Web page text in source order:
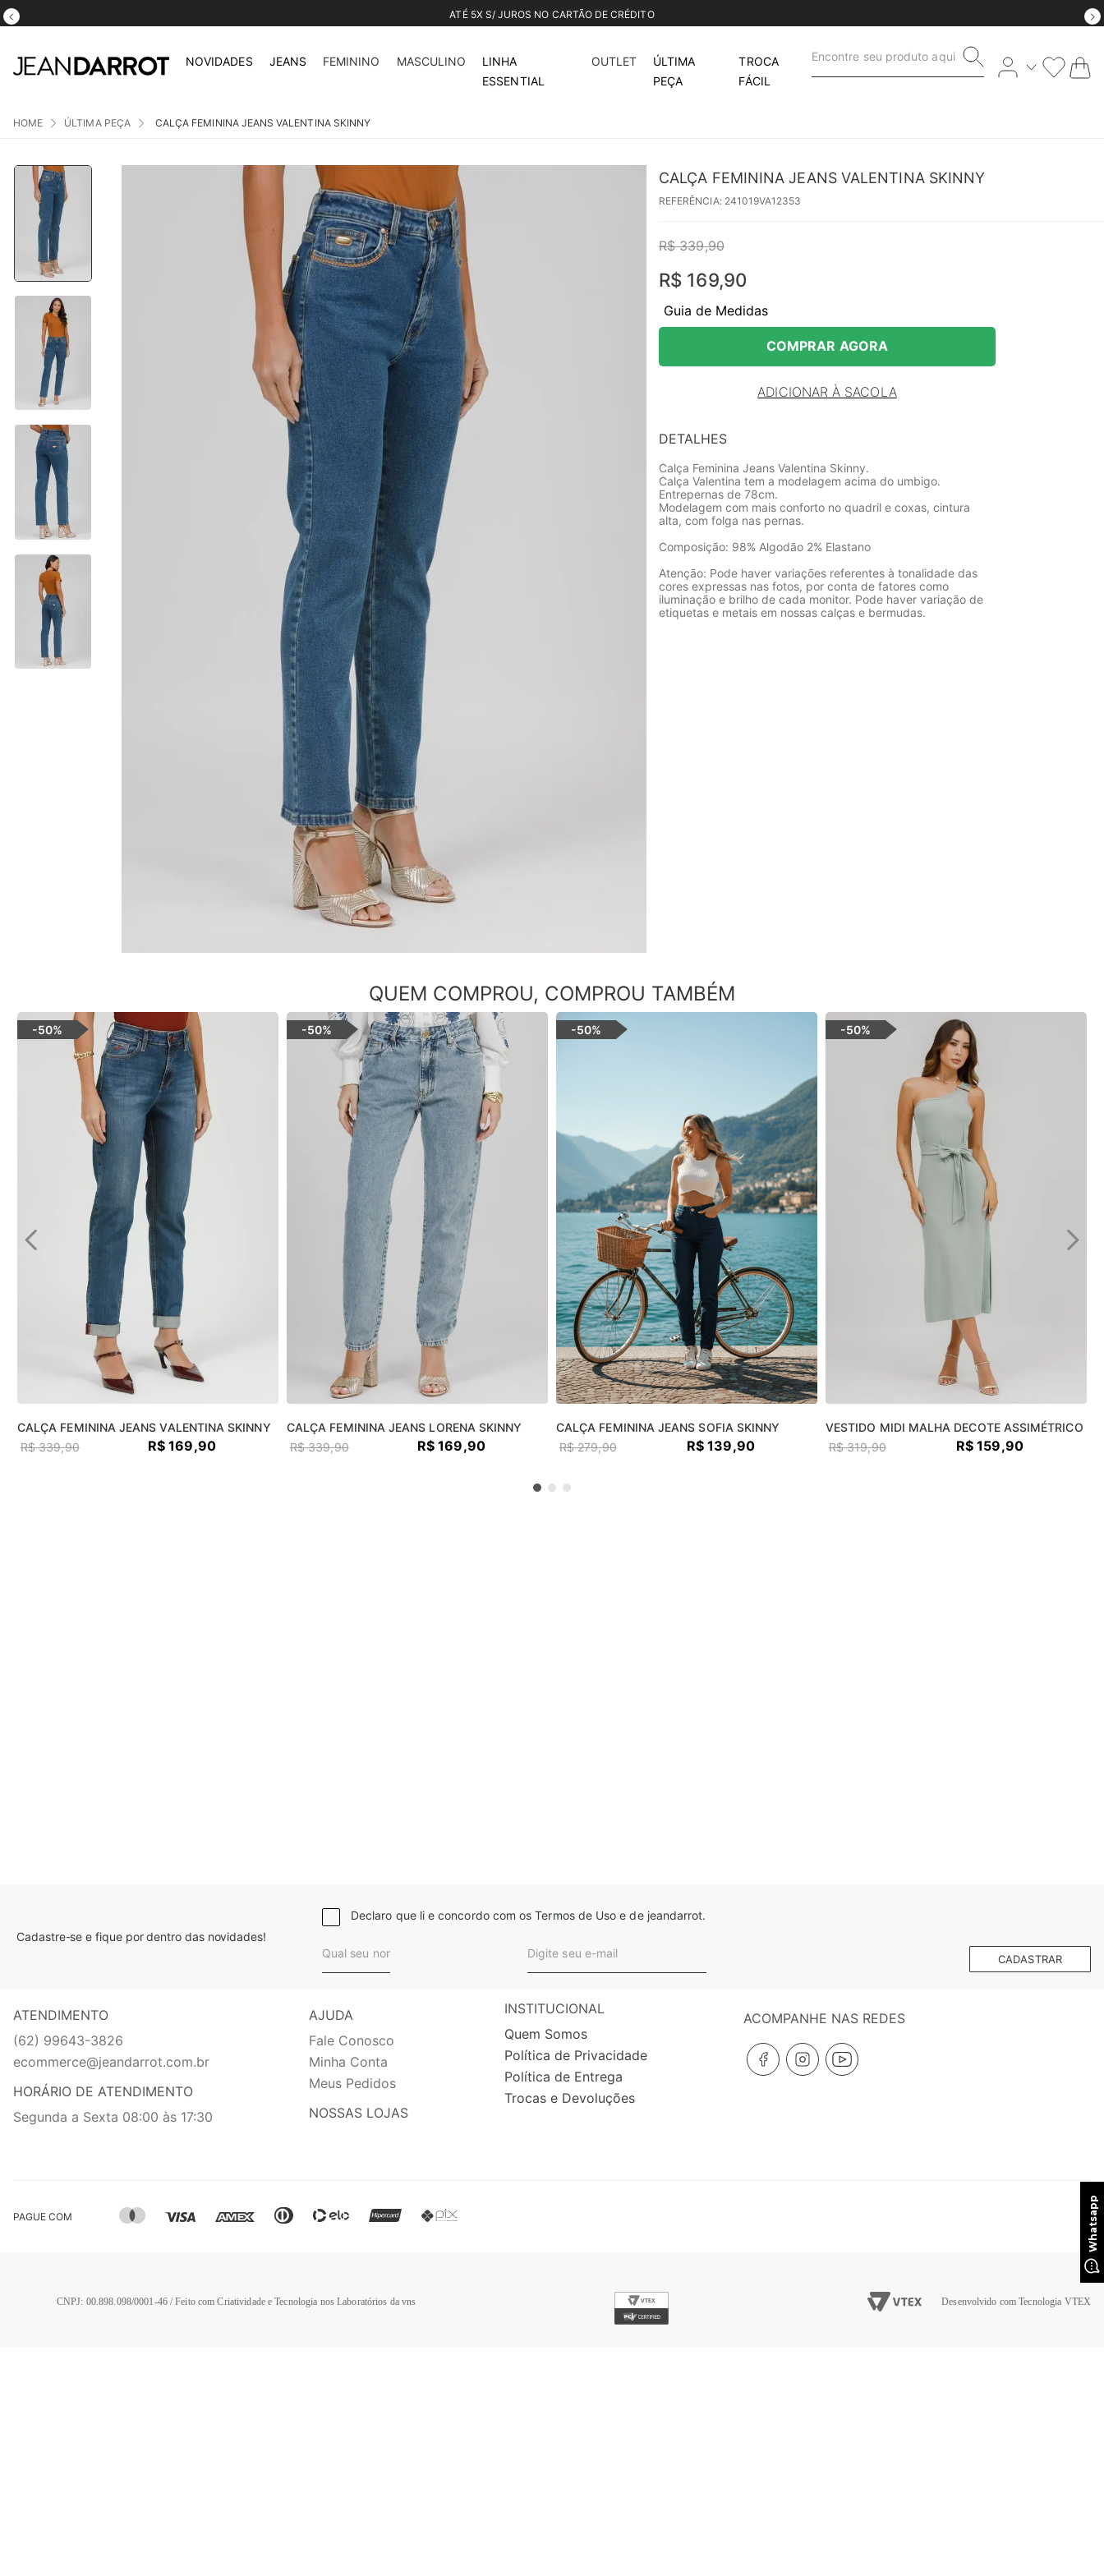
ATÉ 5X S/ JUROS NO CARTÃO DE CRÉDITO
NOVIDADES JEANS FEMININO MASCULINO
LINHA
ESSENTIAL
OUTLET
ÚLTIMA
PEÇA
TROCA
FÁCIL
Encontre seu produto aqui
ÚLTIMA PEÇA CALÇA FEMININA JEANS VALENTINA SKINNY
CALÇA FEMININA JEANS VALENTINA SKINNY
REFERÊNCIA: 241019VA12353
R$ 339,90
R$ 169,90
50%off
Guia de Medidas
COMPRAR AGORA
ADICIONAR À SACOLA
DETALHES
Calça Feminina Jeans Valentina Skinny.
Calça Valentina tem a modelagem acima do umbigo.
Entrepernas de 78cm.
Modelagem com mais conforto no quadril e coxas, cintura
alta, com folga nas pernas.
Composição: 98% Algodão 2% Elastano
Atenção: Pode haver variações referentes à tonalidade das
cores expressas nas fotos, por conta de fatores como
iluminação e brilho de cada monitor. Pode haver variação de
etiquetas e metais em nossas calças e bermudas.
QUEM COMPROU, COMPROU TAMBÉM
-50%
CALÇA FEMININA JEANS VALENTINA SKINNY
R$ 339,90 R$ 169,90
-50%
CALÇA FEMININA JEANS LORENA SKINNY
R$ 339,90 R$ 169,90
-50%
CALÇA FEMININA JEANS SOFIA SKINNY
R$ 279,90 R$ 139,90
-50%
VESTIDO MIDI MALHA DECOTE ASSIMÉTRICO
R$ 319,90 R$ 159,90
Cadastre-se e fique por dentro das novidades!
Declaro que li e concordo com os Termos de Uso e de jeandarrot.
CADASTRAR
ATENDIMENTO
(62) 99643-3826
ecommerce@jeandarrot.com.br
HORÁRIO DE ATENDIMENTO
Segunda a Sexta 08:00 às 17:30
AJUDA
Fale Conosco
Minha Conta
Meus Pedidos
NOSSAS LOJAS
INSTITUCIONAL
Quem Somos
Política de Privacidade
Política de Entrega
Trocas e Devoluções
ACOMPANHE NAS REDES
PAGUE COM
CNPJ: 00.898.098/0001-46 / Feito com Criatividade e Tecnologia nos Laboratórios da vns Desenvolvido com Tecnologia VTEX